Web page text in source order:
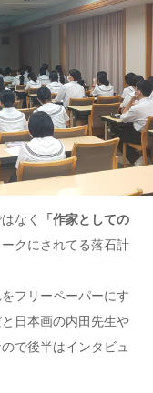
なく
「作家としての
クにされてる落石計
フリーペーパーにす
日本画の内田先生や
で後半はインタビュ